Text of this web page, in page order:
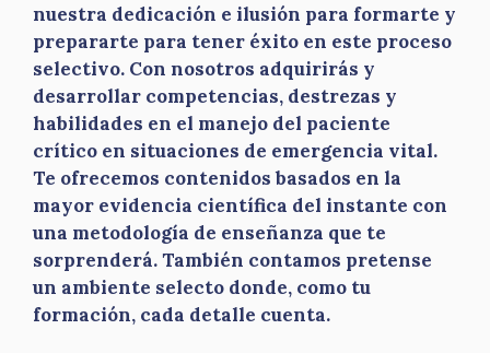
nuestra dedicación e ilusión para formarte y
prepararte para tener éxito en este proceso
selectivo. Con nosotros adquirirás y
desarrollar competencias, destrezas y
habilidades en el manejo del paciente
crítico en situaciones de emergencia vital.
Te ofrecemos contenidos basados en la
mayor evidencia científica del instante con
una metodología de enseñanza que te
sorprenderá. También contamos pretense
un ambiente selecto donde, como tu
formación, cada detalle cuenta.